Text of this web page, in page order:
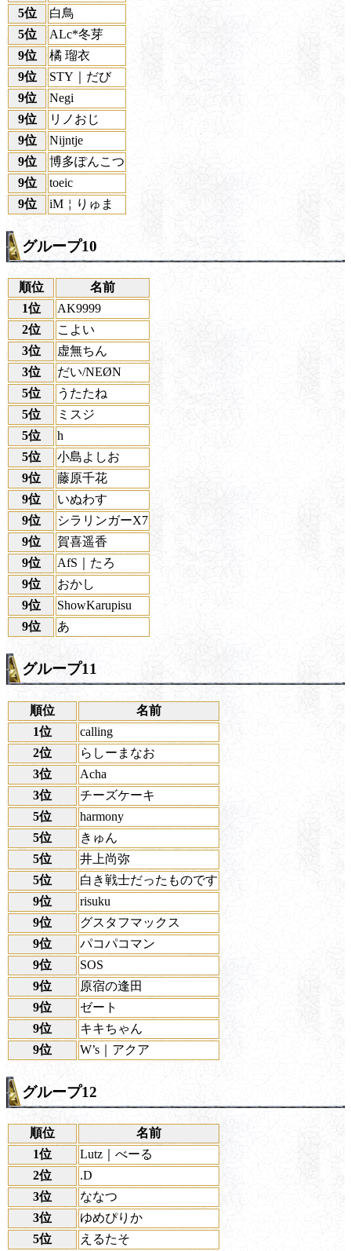
5位
白鳥
5位
ALc*冬芽
9位
橘 瑠衣
9位
STY｜だび
9位
Negi
9位
リノおじ
9位
Nijntje
9位
博多ぽんこつ
9位
toeic
9位
iM￤りゅま
グループ10
順位
名前
1位
AK9999
2位
こよい
3位
虚無ちん
3位
だい/NEØN
5位
うたたね
5位
ミスジ
5位
h
5位
小島よしお
9位
藤原千花
9位
いぬわす
9位
シラリンガーX7
9位
賀喜遥香
9位
AfS｜たろ
9位
おかし
9位
ShowKarupisu
9位
あ
グループ11
順位
名前
1位
calling
2位
らしーまなお
3位
Acha
3位
チーズケーキ
5位
harmony
5位
きゅん
5位
井上尚弥
5位
白き戦士だったものです
9位
risuku
9位
グスタフマックス
9位
パコパコマン
9位
SOS
9位
原宿の逢田
9位
ゼート
9位
キキちゃん
9位
W’s｜アクア
グループ12
順位
名前
1位
Lutz｜べーる
2位
.D
3位
ななつ
3位
ゆめぴりか
5位
えるたそ